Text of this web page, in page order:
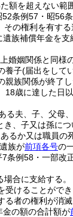
額を超えない範
条例57・昭56
その権利を有す
族補償年金を支
婚姻関係と同様
養子(届出をして
族関係が終了し
18歳に達した日
る夫、子、父母
き、子又は孫に
るか又は職員
族が前項各号の
条例58・一部改
合に支給する。
けることができ
る者の権利が消
金の額の合計額が